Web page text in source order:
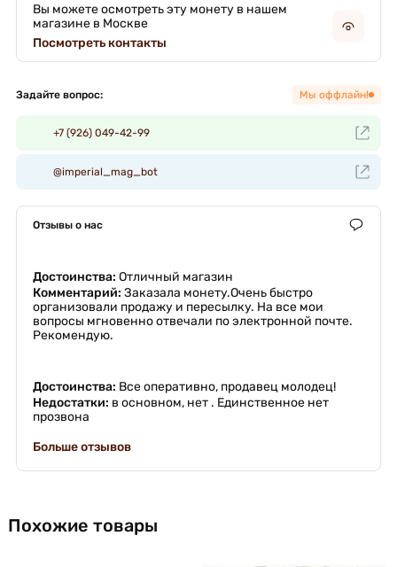
Вы можете осмотреть эту монету в нашем
магазине в Москве
Посмотреть контакты
Задайте вопрос: Мы оффлайн!
+7 (926) 049-42-99
@imperial_mag_bot
Отзывы о нас
Достоинства: Отличный магазин
Комментарий: Заказала монету.Очень быстро
организовали продажу и пересылку. На все мои
вопросы мгновенно отвечали по электронной почте.
Рекомендую.
Достоинства: Все оперативно, продавец молодец!
Недостатки: в основном, нет . Единственное нет
прозвона
Больше отзывов
Похожие товары